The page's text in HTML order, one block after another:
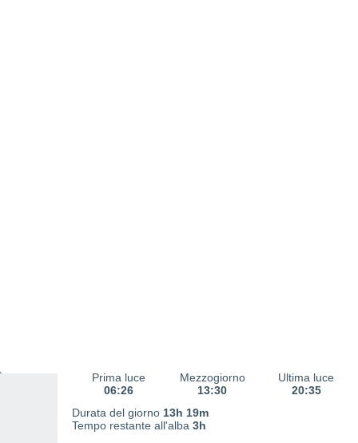
Prima luce
06:26
Mezzogiorno
13:30
Ultima luce
20:35
Durata del giorno 13h 19m
Tempo restante all'alba 3h